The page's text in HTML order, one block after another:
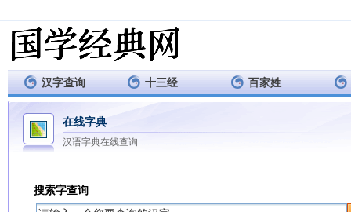
汉字查询 十三经 百家姓
在线字典
汉语字典在线查询
搜索字查询